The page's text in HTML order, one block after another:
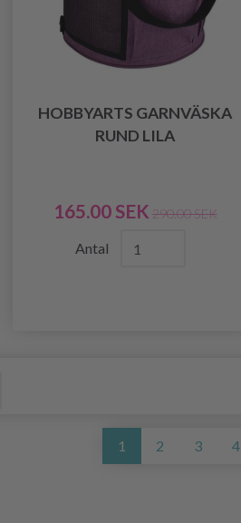
HOBBYARTS GARNVÄSKA
RUND LILA
165.00 SEK 290.00 SEK
Antal
1 2 3 4